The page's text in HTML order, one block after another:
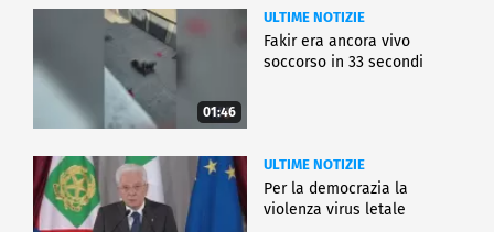
01:46
ULTIME NOTIZIE
Fakir era ancora vivo
soccorso in 33 secondi
ULTIME NOTIZIE
Per la democrazia la
violenza virus letale